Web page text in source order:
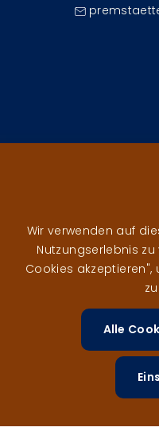
Wir verwenden auf
Nutzungserlebnis zu
Cookies
Alle